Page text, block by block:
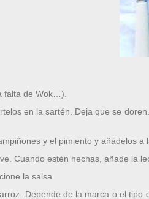
falta de Wok…).
en la sartén. Deja que se
y el pimiento y añádelos a
Cuando estén hechas, añade la
la salsa.
Depende de la marca o el tipo